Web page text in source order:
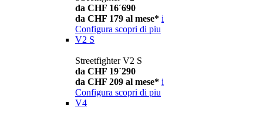
da CHF 16´690
da CHF 179 al mese* i
Configura scopri di piu
V2 S
Streetfighter V2 S
da CHF 19´290
da CHF 209 al mese* i
Configura scopri di piu
V4